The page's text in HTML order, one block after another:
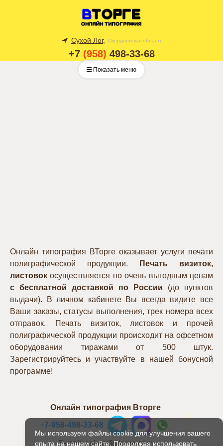
Сухой Лог, Свердловская область
+7 (958) 498-33-68
Показать меню
Мы используем файлы cookie для улучшения вашего
опыта на нашем сайте. Продолжая использовать
Онлайн типография ВТорге оказывает услуги печати
полиграфической продукции.
Печать визиток,
листовок осуществляется по очень выгодным ценам
с бесплатной доставкой по России (до пунктов
выдачи). В личном кабинете Вы всегда видите все
Ваши заказы, статусы выполнения, трек номера всех
отправок. Печать визиток, листовок и прочей
полиграфической продукции происходит на офсетном
оборудовании тиражами от 500 штук.
Зарегистрируйтесь и участвуйте в нашей бонусной
программе!
Онлайн типография Вторге
+7-958-498-33-68
E-mail: zakaz@vtorge.com